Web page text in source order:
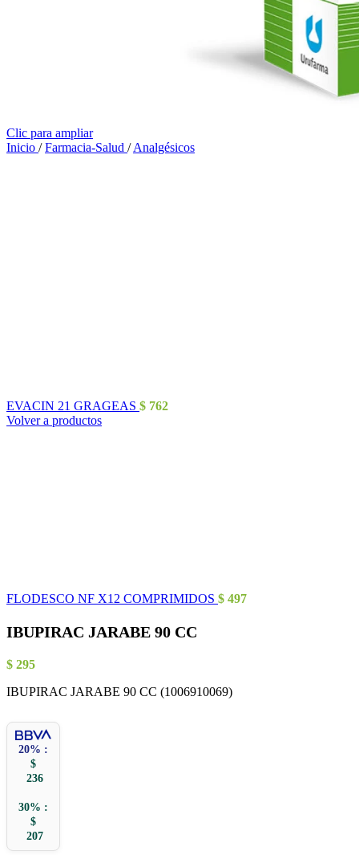
Clic para ampliar
Inicio / Farmacia-Salud / Analgésicos
EVACIN 21 GRAGEAS $ 762
Volver a productos
FLODESCO NF X12 COMPRIMIDOS $ 497
IBUPIRAC JARABE 90 CC
$ 295
IBUPIRAC JARABE 90 CC (1006910069)
20% :
$
236
30% :
$
207